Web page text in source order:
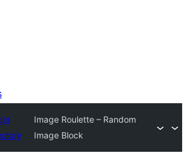
Image Roulette – Random
Image Block